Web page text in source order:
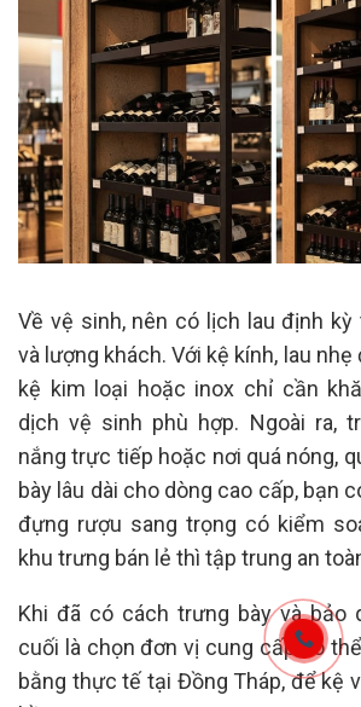
Về vệ sinh, nên có lịch lau định
và lượng khách. Với kệ kính, lau
kệ kim loại hoặc inox chỉ cần
dịch vệ sinh phù hợp. Ngoài ra,
nắng trực tiếp hoặc nơi quá nóng,
bày lâu dài cho dòng cao cấp, bạn
đựng rượu sang trọng có kiểm
khu trưng bán lẻ thì tập trung an
Khi đã có cách trưng bày và bảo
cuối là chọn đơn vị cung cấp có
bằng thực tế tại Đồng Tháp, để kệ